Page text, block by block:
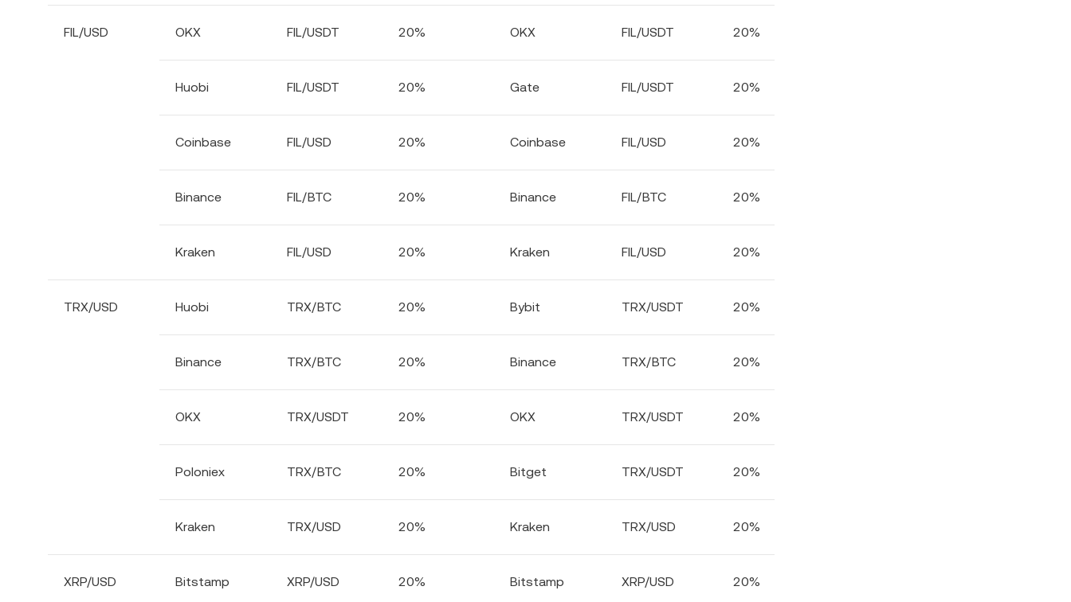
FIL/USD OKX FIL/USDT 20% OKX FIL/USDT 20%
Huobi FIL/USDT 20% Gate FIL/USDT 20%
Coinbase FIL/USD 20% Coinbase FIL/USD 20%
Binance FIL/BTC 20% Binance FIL/BTC 20%
Kraken FIL/USD 20% Kraken FIL/USD 20%
TRX/USD Huobi TRX/BTC 20% Bybit TRX/USDT 20%
Binance TRX/BTC 20% Binance TRX/BTC 20%
OKX TRX/USDT 20% OKX TRX/USDT 20%
Poloniex TRX/BTC 20% Bitget TRX/USDT 20%
Kraken TRX/USD 20% Kraken TRX/USD 20%
XRP/USD Bitstamp XRP/USD 20% Bitstamp XRP/USD 20%